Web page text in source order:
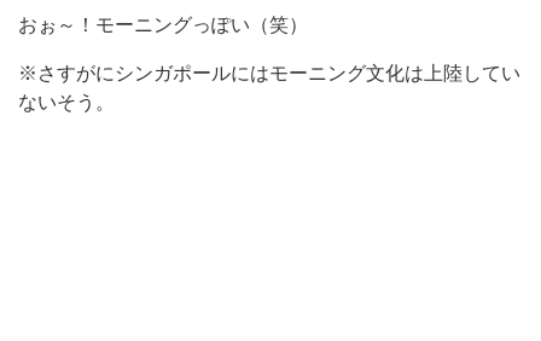
おぉ～！モーニングっぽい（笑）
※さすがにシンガポールにはモーニング文化は上陸してい
ないそう。